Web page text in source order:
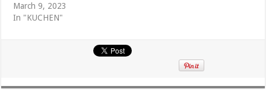
March 9, 2023
In "KUCHEN"